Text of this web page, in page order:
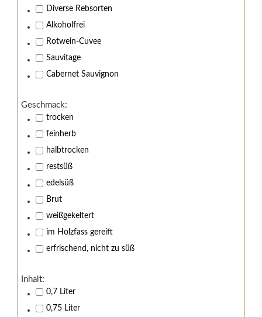
Wir von Kistenmacher &
Hengerer stehen zu
Sind Sie über 18 Jahre alt?
Diverse Rebsorten
Alkoholfrei
Rotwein-Cuvee
Sauvitage
Cabernet Sauvignon
Geschmack:
trocken
feinherb
halbtrocken
restsüß
edelsüß
Brut
weißgekeltert
im Holzfass gereift
erfrischend, nicht zu süß
Inhalt:
0,7 Liter
0,75 Liter